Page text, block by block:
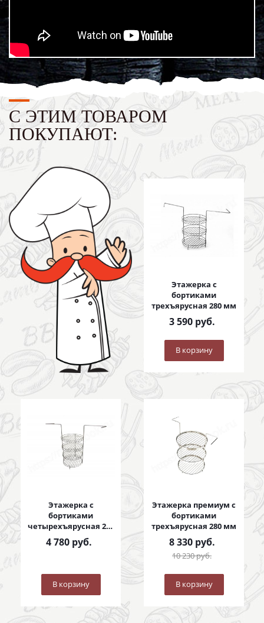
С ЭТИМ ТОВАРОМ
ПОКУПАЮТ:
Этажерка с
бортиками
трехъярусная 280 мм
3 590руб.
В корзину
Этажерка с
бортиками
четырехъярусная 280
мм
4 780руб.
В корзину
Этажерка премиум с
бортиками
трехъярусная 280 мм
8 330руб.
10 230руб.
В корзину